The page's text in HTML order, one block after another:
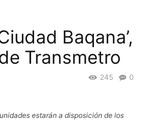
Baqana’,
Transmetro
0
245
estarán a disposición de los